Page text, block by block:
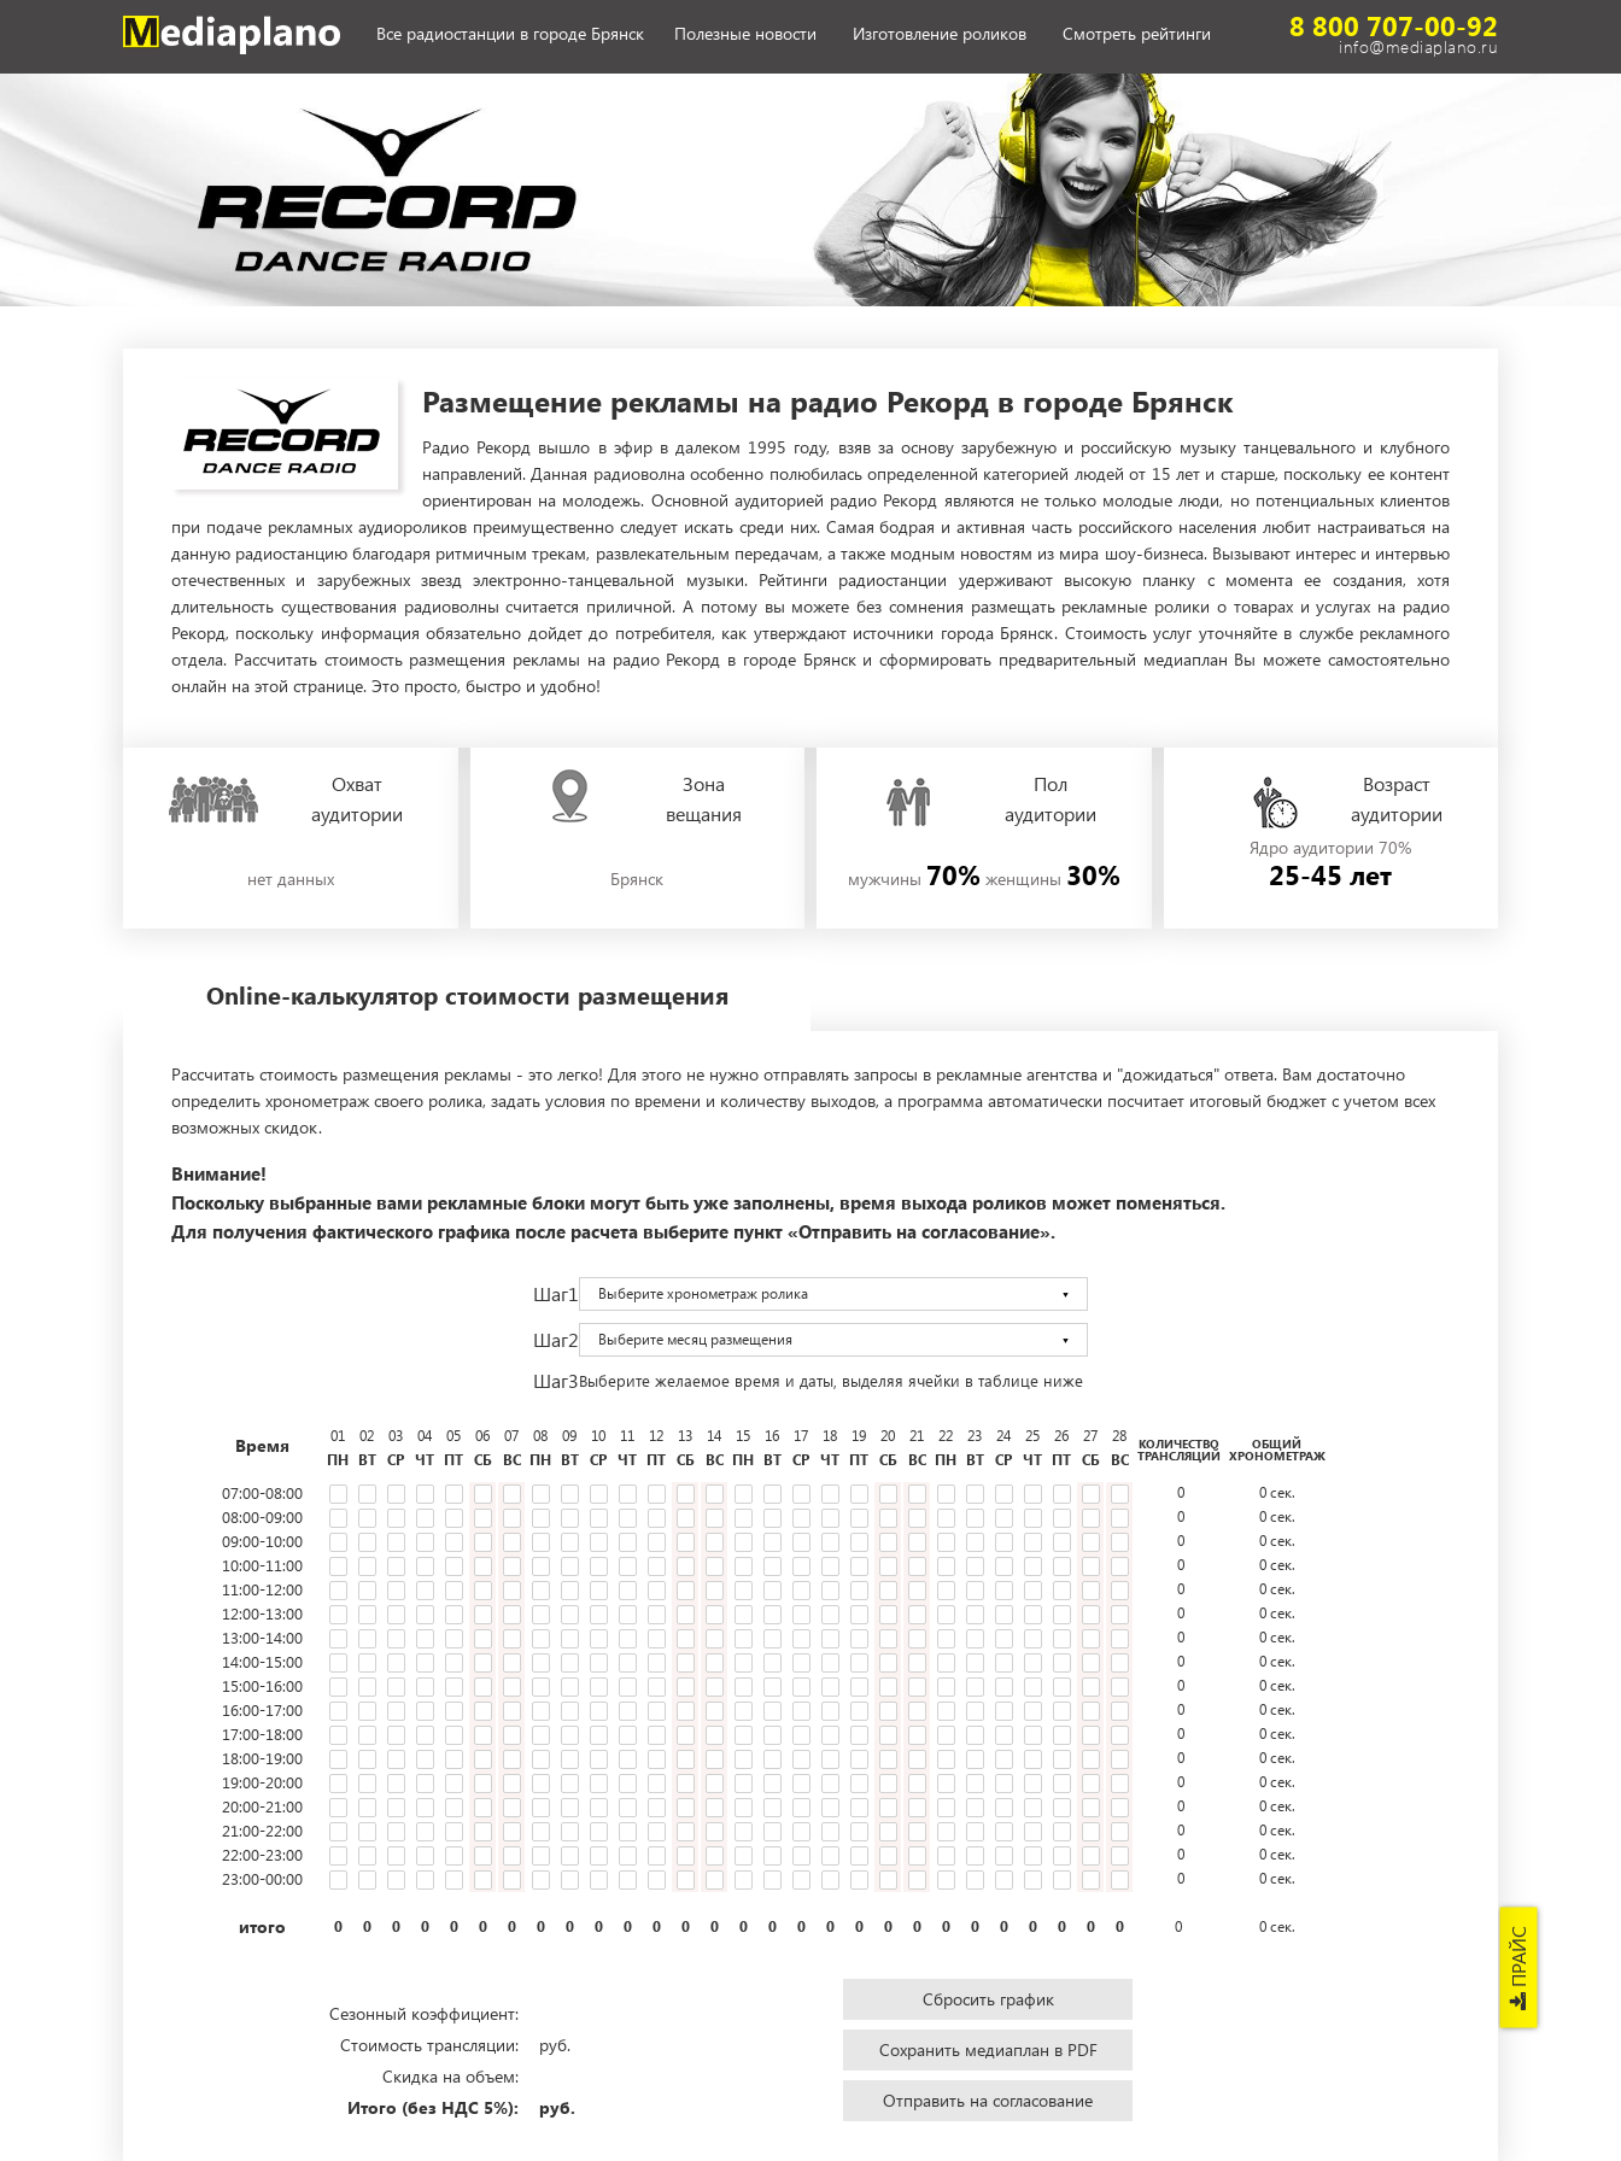
Все радиостанции в городе Брянск Полезные новости Изготовление роликов Смотреть рейтинги 8 800 707-00-92
info@mediaplano.ru
Размещение рекламы на радио Рекорд в городе Брянск
Радио Рекорд вышло в эфир в далеком 1995 году, взяв за основу зарубежную и российскую музыку танцевального и клубного
направлений. Данная радиоволна особенно полюбилась определенной категорией людей от 15 лет и старше, поскольку ее контент
ориентирован на молодежь. Основной аудиторией радио Рекорд являются не только молодые люди, но потенциальных клиентов
при подаче рекламных аудиороликов преимущественно следует искать среди них. Самая бодрая и активная часть российского населения любит настраиваться на
данную радиостанцию благодаря ритмичным трекам, развлекательным передачам, а также модным новостям из мира шоу-бизнеса. Вызывают интерес и интервью
отечественных и зарубежных звезд электронно-танцевальной музыки. Рейтинги радиостанции удерживают высокую планку с момента ее создания, хотя
длительность существования радиоволны считается приличной. А потому вы можете без сомнения размещать рекламные ролики о товарах и услугах на радио
Рекорд, поскольку информация обязательно дойдет до потребителя, как утверждают источники города Брянск. Стоимость услуг уточняйте в службе рекламного
отдела. Рассчитать стоимость размещения рекламы на радио Рекорд в городе Брянск и сформировать предварительный медиаплан Вы можете самостоятельно
онлайн на этой странице. Это просто, быстро и удобно!
Охват
аудитории
нет данных
Зона
вещания
Брянск
Пол
аудитории
мужчины 70% женщины 30%
Возраст
аудитории
Ядро аудитории 70%
25-45 лет
ПРАЙС
Online-калькулятор стоимости размещения
Рассчитать стоимость размещения рекламы - это легко! Для этого не нужно отправлять запросы в рекламные агентства и "дожидаться" ответа. Вам достаточно
определить хронометраж своего ролика, задать условия по времени и количеству выходов, а программа автоматически посчитает итоговый бюджет с учетом всех
возможных скидок.
Внимание!
Поскольку выбранные вами рекламные блоки могут быть уже заполнены, время выхода роликов может поменяться.
Для получения фактического графика после расчета выберите пункт «Отправить на согласование».
Шаг1 Выберите хронометраж ролика
Шаг2 Выберите месяц размещения
Шаг3Выберите желаемое время и даты, выделяя ячейки в таблице ниже
Время
01
ПН
02
ВТ
03
СР
04
ЧТ
05
ПТ
06
СБ
07
ВС
08
ПН
09
ВТ
10
СР
11
ЧТ
12
ПТ
13
СБ
14
ВС
15
ПН
16
ВТ
17
СР
18
ЧТ
19
ПТ
20
СБ
21
ВС
22
ПН
23
ВТ
24
СР
25
ЧТ
26
ПТ
27
СБ
28
ВС
КОЛИЧЕСТВО
ТРАНСЛЯЦИЙ
ОБЩИЙ
ХРОНОМЕТРАЖ
07:00-08:00 0 0сек.
08:00-09:00 0 0сек.
09:00-10:00 0 0сек.
10:00-11:00 0 0сек.
11:00-12:00 0 0сек.
12:00-13:00 0 0сек.
13:00-14:00 0 0сек.
14:00-15:00 0 0сек.
15:00-16:00 0 0сек.
16:00-17:00 0 0сек.
17:00-18:00 0 0сек.
18:00-19:00 0 0сек.
19:00-20:00 0 0сек.
20:00-21:00 0 0сек.
21:00-22:00 0 0сек.
22:00-23:00 0 0сек.
23:00-00:00 0 0сек.
итого 0 0 0 0 0 0 0 0 0 0 0 0 0 0 0 0 0 0 0 0 0 0 0 0 0 0 0 0 0 0сек.
Сезонный коэффициент:
Стоимость трансляции:
руб.
Скидка на объем:
Итого (без НДС 5%):
руб.
Сбросить график
Сохранить медиаплан в PDF
Отправить на согласование